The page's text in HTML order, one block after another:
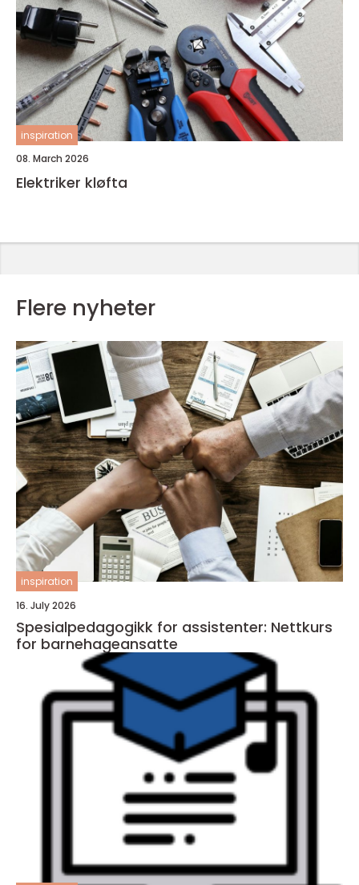
inspiration
08. March 2026
Elektriker kløfta
Flere nyheter
inspiration
16. July 2026
Spesialpedagogikk for assistenter: Nettkurs
for barnehageansatte